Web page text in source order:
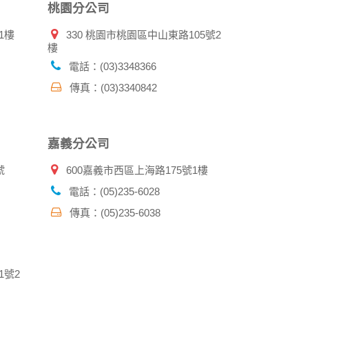
的特定使用指南。
資料時，請務必向警政單位提出告訴，我們將全力
樓
桃園分公司
330 桃園市桃園區中山東路105號2
樓
電話：(03)3348366
傳真：(03)3340842
嘉義分公司
600嘉義市西區上海路175號1樓
電話：(05)235-6028
傳真：(05)235-6038
號2